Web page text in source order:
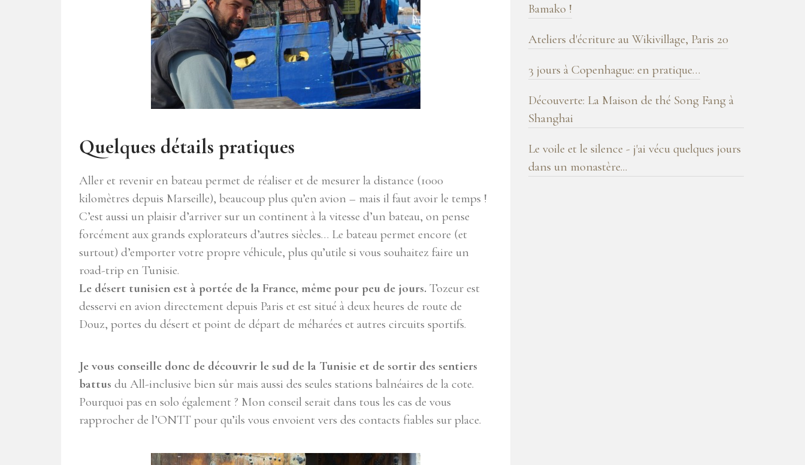
Quelques détails pratiques
Aller et revenir en bateau permet de réaliser et de mesurer la distance (1000
kilomètres depuis Marseille), beaucoup plus qu’en avion – mais il faut avoir le temps !
C’est aussi un plaisir d’arriver sur un continent à la vitesse d’un bateau, on pense
forcément aux grands explorateurs d’autres siècles… Le bateau permet encore (et
surtout) d’emporter votre propre véhicule, plus qu’utile si vous souhaitez faire un
road-trip en Tunisie.
Le désert tunisien est à portée de la France, même pour peu de jours. Tozeur est
desservi en avion directement depuis Paris et est situé à deux heures de route de
Douz, portes du désert et point de départ de méharées et autres circuits sportifs.
Je vous conseille donc de découvrir le sud de la Tunisie et de sortir des sentiers
battus du All-inclusive bien sûr mais aussi des seules stations balnéaires de la cote.
Pourquoi pas en solo également ? Mon conseil serait dans tous les cas de vous
rapprocher de l’ONTT pour qu’ils vous envoient vers des contacts fiables sur place.
Bamako !
Ateliers d'écriture au Wikivillage, Paris 20
3 jours à Copenhague: en pratique…
Découverte: La Maison de thé Song Fang à
Shanghai
Le voile et le silence - j'ai vécu quelques jours
dans un monastère...